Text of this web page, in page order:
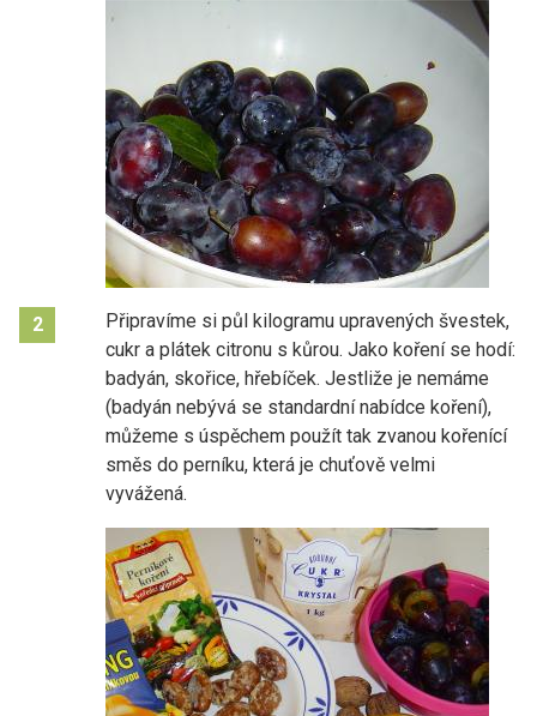
2
Připravíme si půl kilogramu upravených švestek,
cukr a plátek citronu s kůrou. Jako koření se hodí:
badyán, skořice, hřebíček. Jestliže je nemáme
(badyán nebývá se standardní nabídce koření),
můžeme s úspěchem použít tak zvanou kořenící
směs do perníku, která je chuťově velmi
vyvážená.